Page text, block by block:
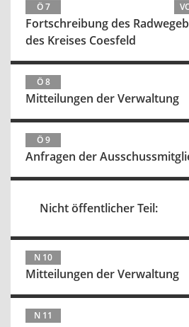
Ö 7
Fortschreibung des
des Kreises Coesfeld
Ö 8
Mitteilungen der Verwaltung
Ö 9
Anfragen der
Nicht öffentlicher Teil:
N 10
Mitteilungen der Verwaltung
N 11